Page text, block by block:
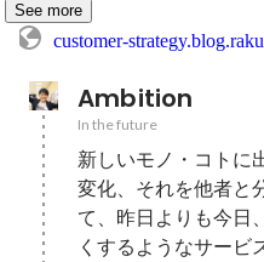
See more
customer-
Ambition
In the future
新しいモノ・コトに
変化、それを他者と
て、昨日よりも今日
くするようなサービ